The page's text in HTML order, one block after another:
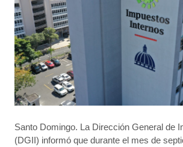
Santo Domingo. La Dirección General de
(DGII) informó que durante el mes de